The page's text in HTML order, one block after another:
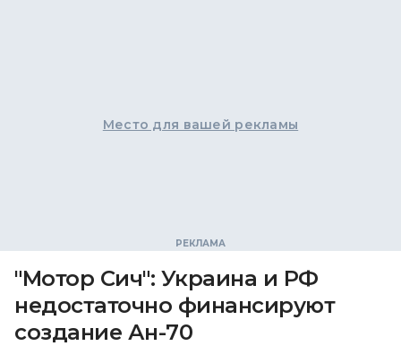
Место для вашей рекламы
"Мотор Сич": Украина и РФ
недостаточно финансируют
создание Ан-70